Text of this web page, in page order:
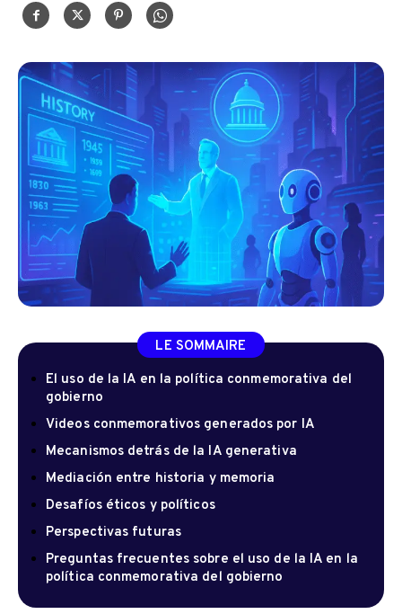
LE SOMMAIRE
El uso de la IA en la política conmemorativa del
gobierno
Videos conmemorativos generados por IA
Mecanismos detrás de la IA generativa
Mediación entre historia y memoria
Desafíos éticos y políticos
Perspectivas futuras
Preguntas frecuentes sobre el uso de la IA en la
política conmemorativa del gobierno